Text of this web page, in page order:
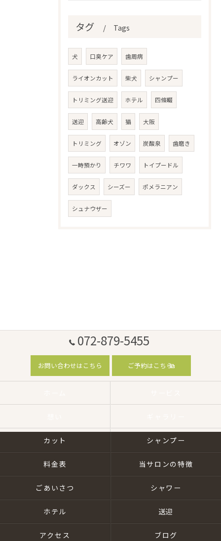
タグ Tags
犬 口臭ケア 歯周病
ライオンカット 柴犬 シャンプー
トリミング送迎 ホテル 四條畷
送迎 高齢犬 猫 大阪
トリミング オゾン 炭酸泉 歯磨き
一時預かり チワワ トイプードル
ダックス シーズー ポメラニアン
シュナウザー
072-879-5455
お問い合わせはこちら ご予約はこちら
カット シャンプー
料金表 当サロンの特徴
ごあいさつ シャワー
ホテル 送迎
アクセス ブログ